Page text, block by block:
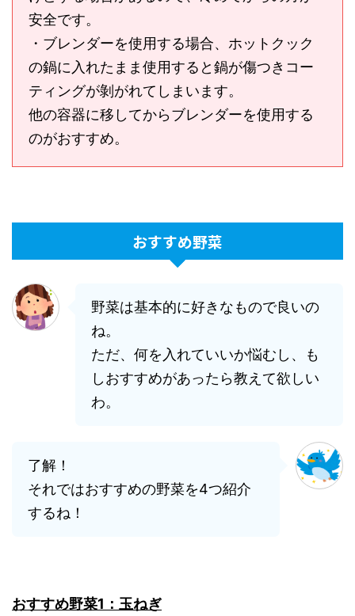
安全です。
・ブレンダーを使用する場合、ホットクック
の鍋に入れたまま使用すると鍋が傷つきコー
ティングが剝がれてしまいます。
他の容器に移してからブレンダーを使用する
のがおすすめ。
おすすめ野菜
野菜は基本的に好きなもので良いの
ね。
ただ、何を入れていいか悩むし、も
しおすすめがあったら教えて欲しい
わ。
了解！
それではおすすめの野菜を4つ紹介
するね！
おすすめ野菜1：玉ねぎ